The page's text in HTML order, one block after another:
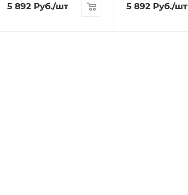
5 892Руб./шт 5 892 Руб./шт